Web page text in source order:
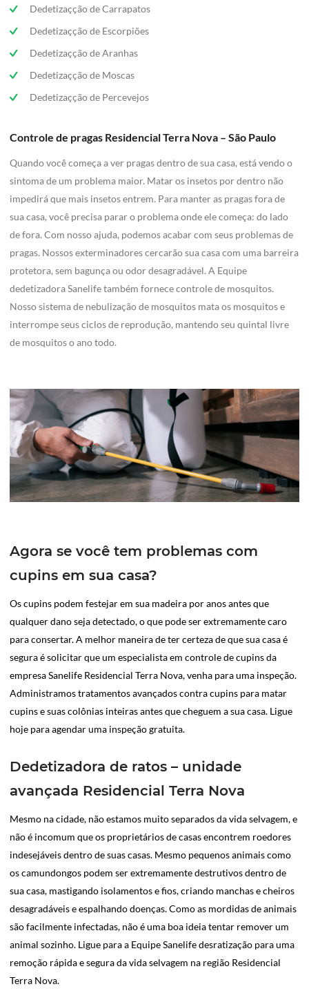
Dedetizaçção de Carrapatos
Dedetizaçção de Escorpiões
Dedetizaçção de Aranhas
Dedetizaçção de Moscas
Dedetizaçção de Percevejos
Controle de pragas Residencial Terra Nova – São Paulo
Quando você começa a ver pragas dentro de sua casa, está vendo o
sintoma de um problema maior. Matar os insetos por dentro não
impedirá que mais insetos entrem. Para manter as pragas fora de
sua casa, você precisa parar o problema onde ele começa: do lado
de fora. Com nosso ajuda, podemos acabar com seus problemas de
pragas. Nossos exterminadores cercarão sua casa com uma barreira
protetora, sem bagunça ou odor desagradável. A Equipe
dedetizadora Sanelife também fornece controle de mosquitos.
Nosso sistema de nebulização de mosquitos mata os mosquitos e
interrompe seus ciclos de reprodução, mantendo seu quintal livre
de mosquitos o ano todo.
Agora se você tem problemas com
cupins em sua casa?
Os cupins podem festejar em sua madeira por anos antes que
qualquer dano seja detectado, o que pode ser extremamente caro
para consertar. A melhor maneira de ter certeza de que sua casa é
segura é solicitar que um especialista em controle de cupins da
empresa Sanelife Residencial Terra Nova, venha para uma inspeção.
Administramos tratamentos avançados contra cupins para matar
cupins e suas colônias inteiras antes que cheguem a sua casa. Ligue
hoje para agendar uma inspeção gratuita.
Dedetizadora de ratos – unidade
avançada Residencial Terra Nova
Mesmo na cidade, não estamos muito separados da vida selvagem, e
não é incomum que os proprietários de casas encontrem roedores
indesejáveis dentro de suas casas. Mesmo pequenos animais como
os camundongos podem ser extremamente destrutivos dentro de
sua casa, mastigando isolamentos e fios, criando manchas e cheiros
desagradáveis e espalhando doenças. Como as mordidas de animais
são facilmente infectadas, não é uma boa ideia tentar remover um
animal sozinho. Ligue para a Equipe Sanelife desratização para uma
remoção rápida e segura da vida selvagem na região Residencial
Terra Nova.